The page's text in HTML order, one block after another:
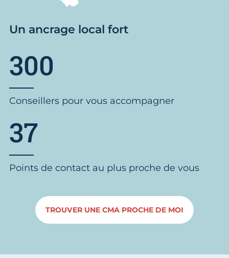
Un ancrage local fort
300
Conseillers pour vous accompagner
37
Points de contact au plus proche de vous
TROUVER UNE CMA PROCHE DE MOI